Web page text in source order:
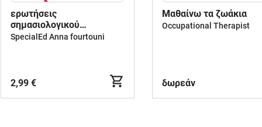
ερωτήσεις
σημασιολογικού
περιεχομένου
SpecialEd Anna fourtouni
2,99 €
Μαθαίνω τα ζωάκια
Occupational Τherapist
δωρεάν